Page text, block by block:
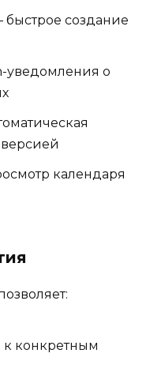
быстрое создание
уведомления о
календаря
к конкретным